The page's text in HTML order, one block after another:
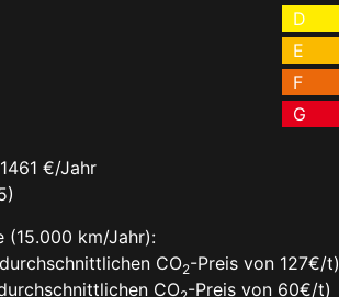
D
E
F
G
1461 €/Jahr
(15.000 km/Jahr):
CO2-Preis von 127€/t)
CO -Preis von 60€/t)